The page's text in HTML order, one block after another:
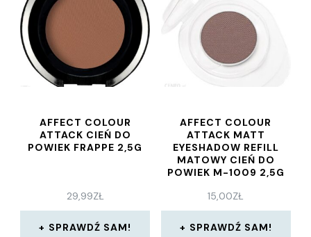
AFFECT COLOUR
ATTACK CIEŃ DO
POWIEK FRAPPE 2,5G
29,99ZŁ
SPRAWDŹ SAM!
AFFECT COLOUR
ATTACK MATT
EYESHADOW REFILL
MATOWY CIEŃ DO
POWIEK M-1009 2,5G
15,00ZŁ
SPRAWDŹ SAM!